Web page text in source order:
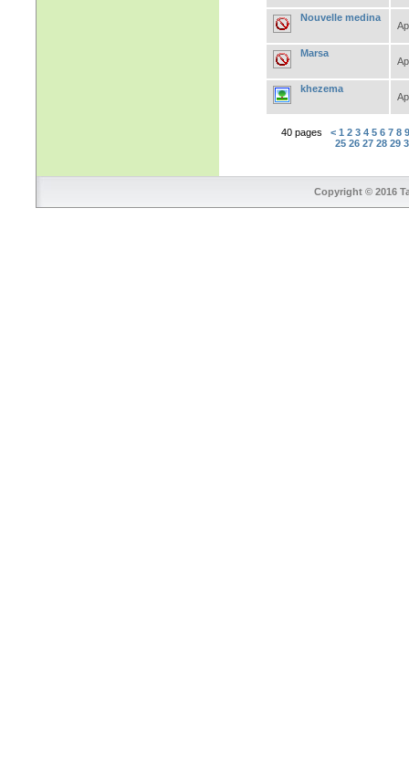
Nouvelle medina
Marsa
khezema
40 pages < 1 2 3 4 5 6 7 8
25 26 27 28 29
Copyright © 2016